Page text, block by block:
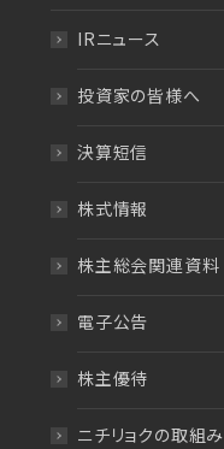
IRニュース
投資家の皆様へ
決算短信
株式情報
株主総会関連資料
電子公告
株主優待
ニチリョクの取組み